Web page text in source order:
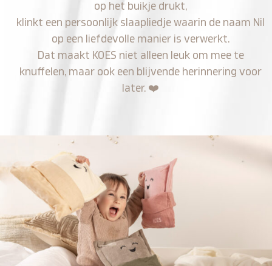
op het buikje drukt,
klinkt een persoonlijk slaapliedje waarin de naam Nil
op een liefdevolle manier is verwerkt.
Dat maakt KOES niet alleen leuk om mee te
knuffelen, maar ook een blijvende herinnering voor
later. ❤️